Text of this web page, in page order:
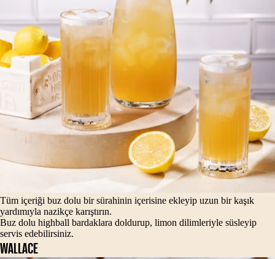
Tüm içeriği buz dolu bir sürahinin içerisine ekleyip uzun bir kaşık
yardımıyla nazikçe karıştırın.
Buz dolu highball bardaklara doldurup, limon dilimleriyle süsleyip
servis edebilirsiniz.
WALLACE